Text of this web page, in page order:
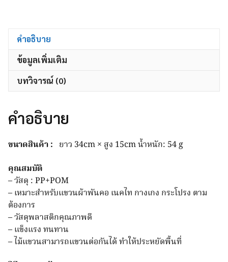
สามารถ
แขวน
พื้นที่
ไม้
ผ้า
แพ็ค
ชิ้น
คำอธิบาย
ข้อมูลเพิ่มเติม
บทวิจารณ์ (0)
คำอธิบาย
ขนาดสินค้า : ยาว 34cm × สูง 15cm น้ำหนัก: 54 g
คุณสมบัติ
–วัสดุ : PP+POM
– เหมาะสำหรับแขวนผ้าพันคอ เนคไท กางเกง กระโปรง ตาม
ต้องการ
– วัสดุพลาสติกคุณภาพดี
– แข็งแรง ทนทาน
– ไม้แขวนสามารถแขวนต่อกันได้ ทำให้ประหยัดพื้นที่